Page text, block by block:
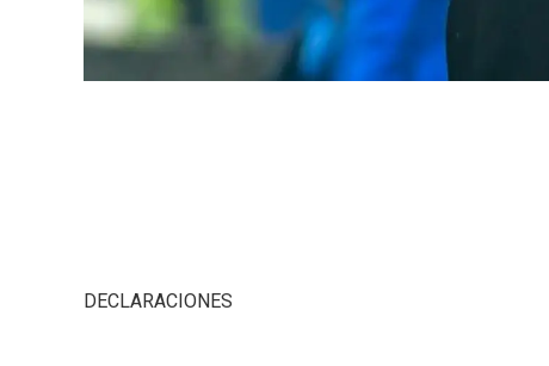
DECLARACIONES